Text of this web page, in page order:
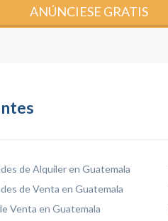
ANÚNCIESE GRATIS
de Alquiler en Guatemala
de Venta en Guatemala
Venta en Guatemala